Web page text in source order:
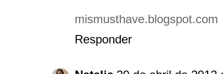
mismusthave.blogspot.com
Responder